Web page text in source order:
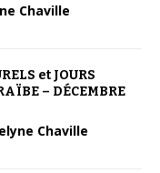
Chaville
et JOURS
– DÉCEMBRE
Chaville